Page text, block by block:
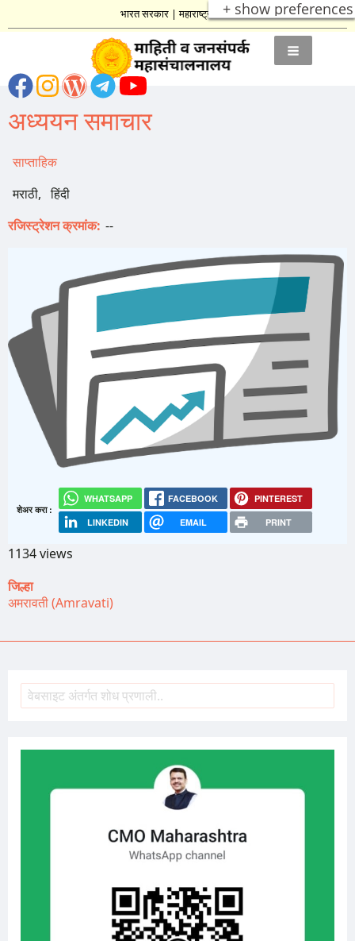
+ show preferences
भारत सरकार|महाराष्ट्र शासन
अध्ययन समाचार
साप्ताहिक
मराठी
हिंदी
रजिस्ट्रेशन क्रमांक --
शेअर करा :
WHATSAPP FACEBOOK PINTEREST
LINKEDIN EMAIL PRINT
1134 views
जिल्हा
अमरावती (Amravati)
शोध
Search